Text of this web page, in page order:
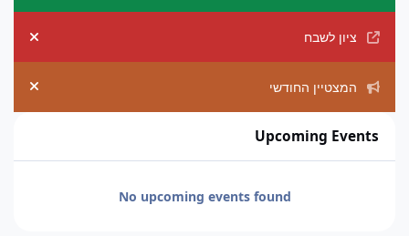
ציון לשבח
המצטיין החודשי
Upcoming Events
No upcoming events found